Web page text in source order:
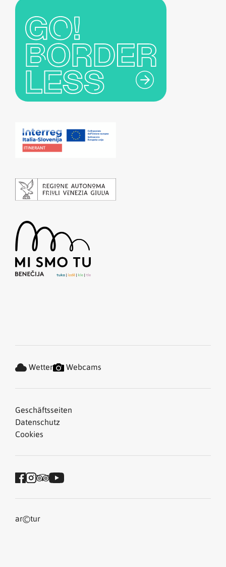
Geschäftsseiten
Datenschutz
Cookies
Wetter Webcams
ar©tur